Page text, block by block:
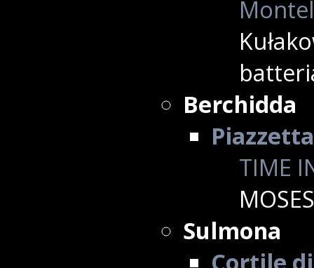
Berchidda
TIME
Sulmona